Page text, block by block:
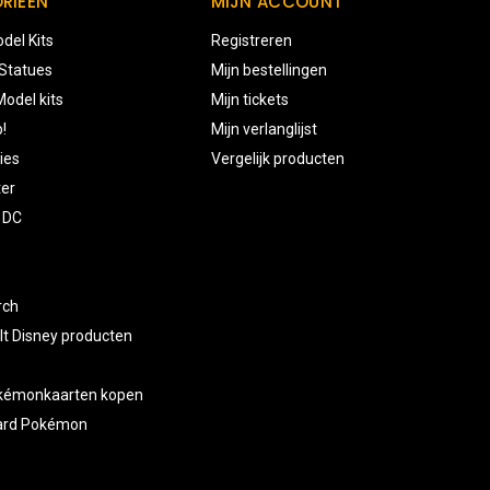
Kits
kits
Disney producten
kopen
Pokémon
Registreren
Mijn bestellingen
Mijn tickets
Mijn verlanglijst
Vergelijk producten